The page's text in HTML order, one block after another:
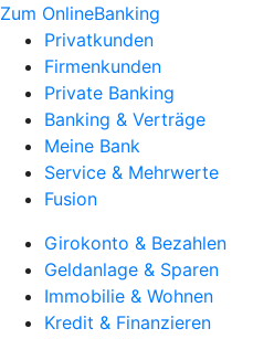
Zum OnlineBanking
Privatkunden
Firmenkunden
Private Banking
Banking & Verträge
Meine Bank
Service & Mehrwerte
Fusion
Girokonto & Bezahlen
Geldanlage & Sparen
Immobilie & Wohnen
Kredit & Finanzieren